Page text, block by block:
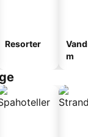
Resorter
m